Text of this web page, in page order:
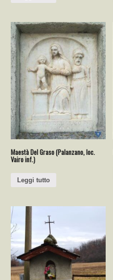
Maestà Del Graso (Palanzano, loc.
Vairo inf.)
Leggi tutto